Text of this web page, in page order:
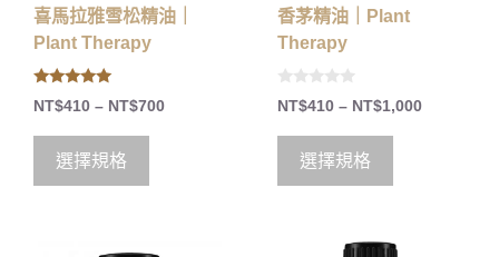
喜馬拉雅雪松精油｜
Plant Therapy
5.00
out of 5
NT$410 – NT$700
選擇規格
香茅精油｜Plant
Therapy
0
o
t
5
NT$410 – NT$1,000
選擇規格